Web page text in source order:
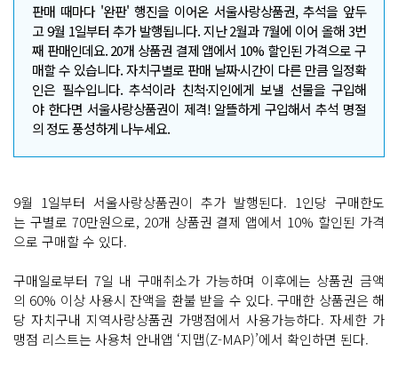
판매 때마다 '완판' 행진을 이어온 서울사랑상품권, 추석을 앞두
고 9월 1일부터 추가 발행됩니다. 지난 2월과 7월에 이어 올해 3번
째 판매인데요. 20개 상품권 결제 앱에서 10% 할인된 가격으로 구
매할 수 있습니다. 자치구별로 판매 날짜·시간이 다른 만큼 일정확
인은 필수입니다. 추석이라 친척·지인에게 보낼 선물을 구입해
야 한다면 서울사랑상품권이 제격! 알뜰하게 구입해서 추석 명절
의 정도 풍성하게 나누세요.
9월 1일부터 서울사랑상품권이 추가 발행된다. 1인당 구매한도
는 구별로 70만원으로, 20개 상품권 결제 앱에서 10% 할인된 가격
으로 구매할 수 있다.
구매일로부터 7일 내 구매취소가 가능하며 이후에는 상품권 금액
의 60% 이상 사용시 잔액을 환불 받을 수 있다. 구매한 상품권은 해
당 자치구내 지역사랑상품권 가맹점에서 사용가능하다. 자세한 가
맹점 리스트는 사용처 안내앱 ‘지맵(Z-MAP)’에서 확인하면 된다.